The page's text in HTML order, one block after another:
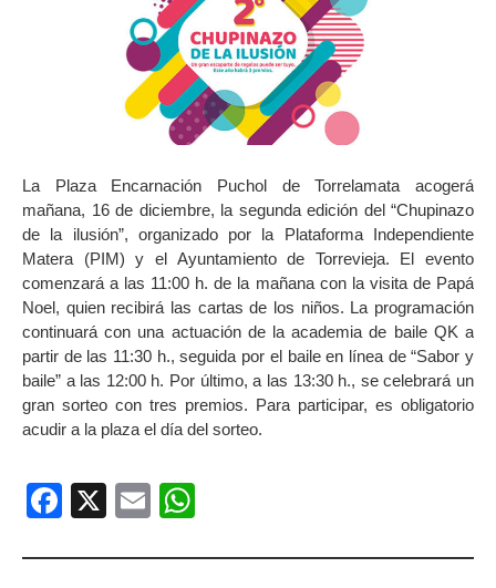
La Plaza Encarnación Puchol de Torrelamata acogerá
mañana, 16 de diciembre, la segunda edición del “Chupinazo
de la ilusión”, organizado por la Plataforma Independiente
Matera (PIM) y el Ayuntamiento de Torrevieja. El evento
comenzará a las 11:00 h. de la mañana con la visita de Papá
Noel, quien recibirá las cartas de los niños. La programación
continuará con una actuación de la academia de baile QK a
partir de las 11:30 h., seguida por el baile en línea de “Sabor y
baile” a las 12:00 h. Por último, a las 13:30 h., se celebrará un
gran sorteo con tres premios. Para participar, es obligatorio
acudir a la plaza el día del sorteo.
Facebook
X Email